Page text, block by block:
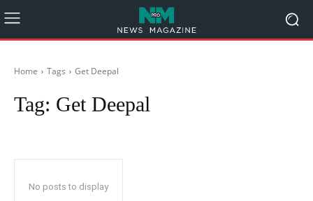
Home Tags Get Deepal
Tag: Get Deepal
No posts to display